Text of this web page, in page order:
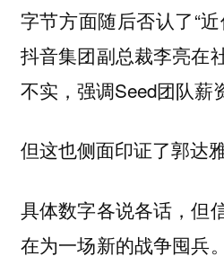
字节方面随后否认了“近
抖音集团副总裁李亮在
不实，强调Seed团队薪
但这也侧面印证了郭达
具体数字各说各话，但
在为一场新的战争囤兵